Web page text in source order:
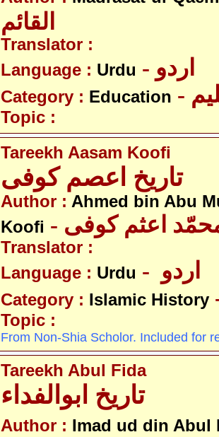
القائم
Translator :
Language : Urdu - اردو
Category : Education
Topic :
Tareekh Aasam Koofi
تاریخ اعصم کوفی
Author : Ahmed bin Abu
Koofi
Translator :
Language : Urdu
Category : Islamic History
Topic :
From Non-Shia Scholor. Included for
Tareekh Abul Fida
تاریخ ابوالفداء
Author : Imad ud din Abul